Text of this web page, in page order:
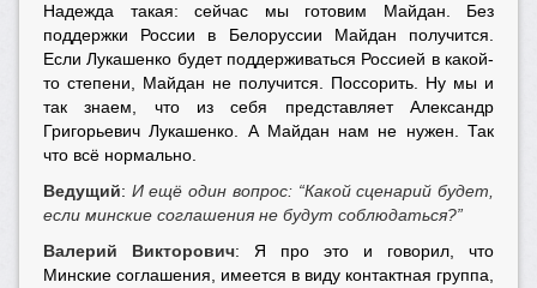
Надежда такая: сейчас мы готовим Майдан. Без
поддержки России в Белоруссии Майдан получится.
Если Лукашенко будет поддерживаться Россией в какой-
то степени, Майдан не получится. Поссорить. Ну мы и
так знаем, что из себя представляет Александр
Григорьевич Лукашенко. А Майдан нам не нужен. Так
что всё нормально.
Ведущий: И ещё один вопрос: “Какой сценарий будет,
если минские соглашения не будут соблюдаться?”
Валерий Викторович: Я про это и говорил, что
Минские соглашения, имеется в виду контактная группа,